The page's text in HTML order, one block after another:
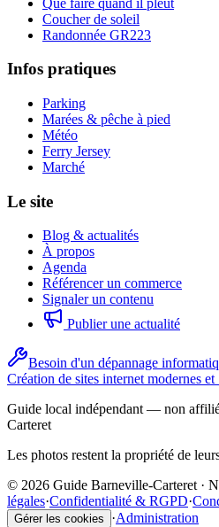
Coucher de soleil
Randonnée GR223
Infos pratiques
Parking
Marées & pêche à pied
Météo
Ferry Jersey
Marché
Le site
Blog & actualités
À propos
Agenda
Référencer un commerce
Signaler un contenu
Publier une actualité
Besoin d'un dépannage
Création de sites internet modernes et
Guide local indépendant — non
Carteret
Les photos restent la propriété de
© 2026 Guide Barneville-Carteret ·
légales·Confidentialité & RGPD·
Gérer les cookies ·Administration